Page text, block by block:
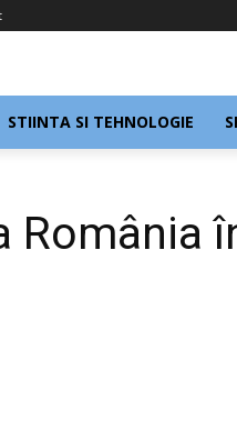
STIINTA SI TEHNOLOGIE